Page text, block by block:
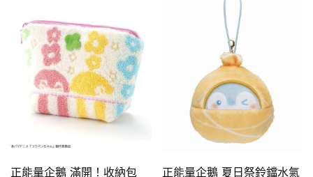
正能量企鵝 滿開！收納包 正能量企鵝 夏日祭鈴鐺水氣